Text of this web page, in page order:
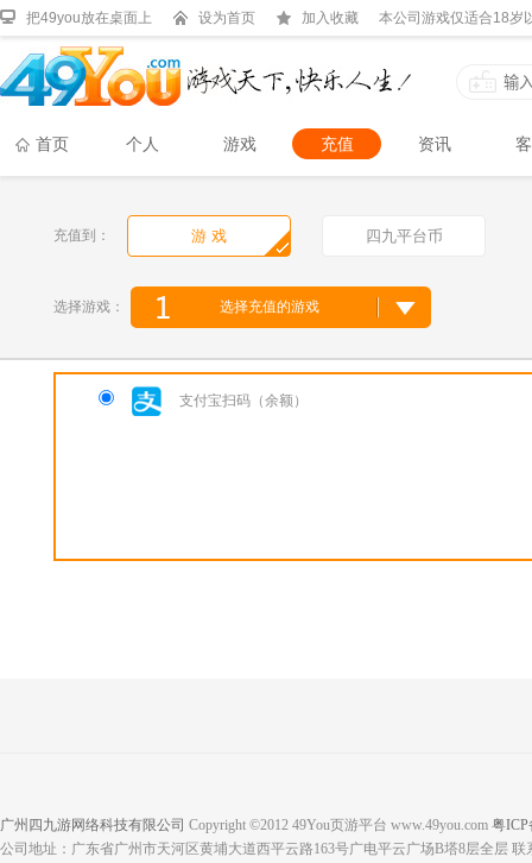
把49you放在桌面上 设为首页 加入收藏 本公司游戏仅适合18岁
首页 个人 游戏 充值 资讯
充值到： 游 戏 四九平台币
选择游戏： 选择充值的游戏
支付宝扫码（余额）
广州四九游网络科技有限公司 Copyright ©2012 49You页游平台 www.49you.com 粤ICP
公司地址：广东省广州市天河区黄埔大道西平云路163号广电平云广场B塔8层全层 联